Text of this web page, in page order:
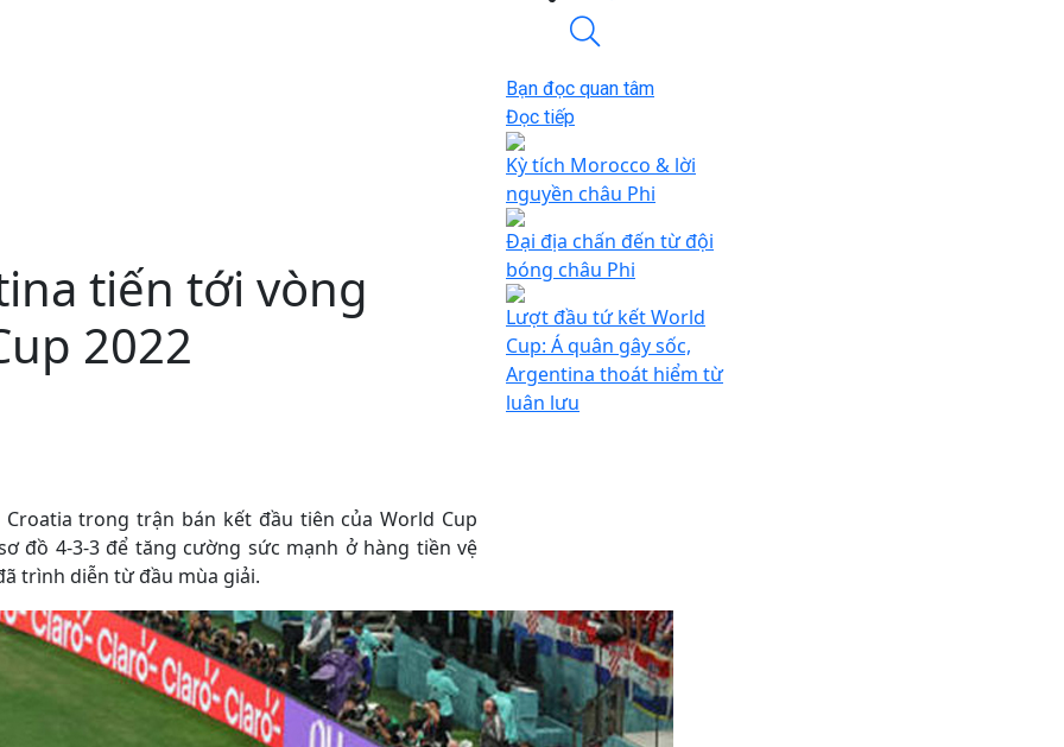
tiến tới vòng
2022
trong trận bán kết đầu tiên của World Cup
đồ 4-3-3 để tăng cường sức mạnh ở hàng tiền vệ
trình diễn từ đầu mùa giải.
Bạn đọc quan tâm
Đọc tiếp
Kỳ tích Morocco & lời
nguyền châu Phi
Đại địa chấn đến từ đội
bóng châu Phi
Lượt đầu tứ kết World
Cup: Á quân gây sốc,
Argentina thoát hiểm từ
luân lưu